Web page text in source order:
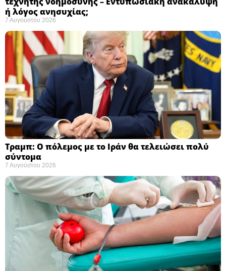
ή λόγος ανησυχίας; ​
7 Αυγούστου 2026
Τραμπ: Ο πόλεμος με το Ιράν θα τελειώσει πολύ
σύντομα ​
7 Αυγούστου 2026